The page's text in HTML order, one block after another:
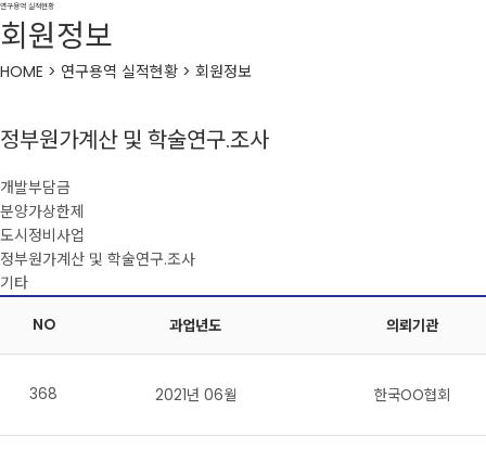
연구용역 실적현황
회원정보
HOME > 연구용역 실적현황 > 회원정보
정부원가계산 및 학술연구.조사
개발부담금
분양가상한제
도시정비사업
정부원가계산 및 학술연구.조사
기타
NO 과업년도 의뢰기관
368 2021년 06월 한국OO협회